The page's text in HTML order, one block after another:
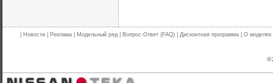
Новости Реклама Модельный ряд Вопрос-Ответ (FAQ) Дисконтная программа О моделях
©